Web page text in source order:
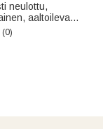
neulottu,
aaltoileva
jossa on
–
ja
(0)